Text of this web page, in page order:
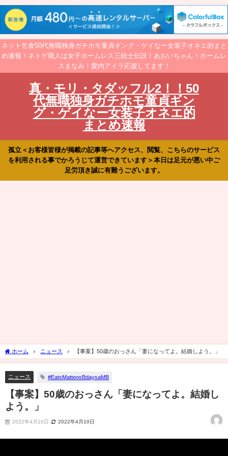
ネット乞食50代無職独身ガチホモ童貞ギング・ゲイなー女装子オネエ的まと
め速報！ネトゲ廃人は女子ホームレス三銃士伝説！あおいちゃん！ホームレ
スまなみ！愛内アイラ応援してます！
真・モリ・タダッフル2！！50
代無職独身ガチホモ童貞ギン
グ・ゲイなー女装子オネエ的
まとめ速報
孤立＜お客様皆様が掲載の記事等へアクセス、閲覧、こちらのサービス
を利用される事でかろうじて運営できています＞本日は足元が悪い中ご
足労頂き誠に有難うございます。
ホーム ニュース 【事案】50歳のおっさん「妻になってよ。結婚しよう。」
ニュース #EatsMatteosBdaysaMB
【事案】50歳のおっさん「妻になってよ。結婚し
よう。」
2022年4月10日 2022年4月10日